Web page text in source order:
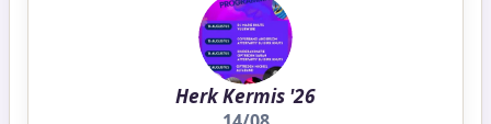
Herk Kermis '26